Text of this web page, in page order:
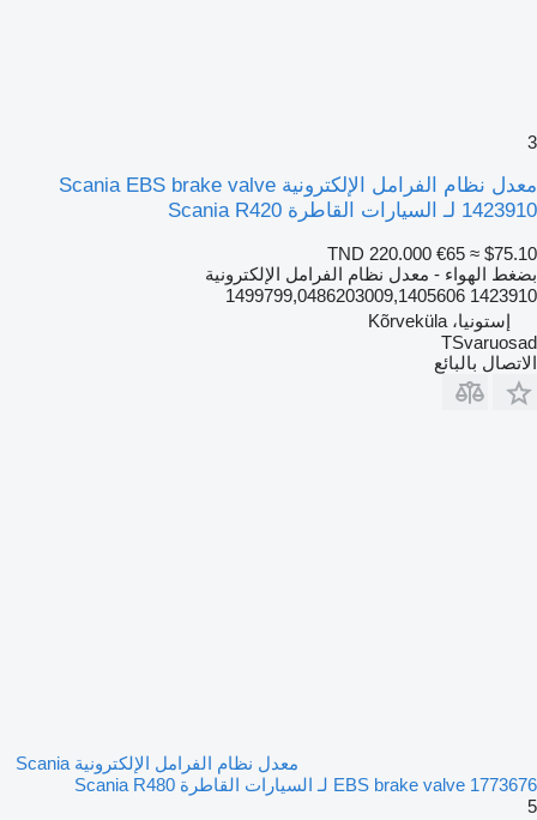
3
معدل نظام الفرامل الإلكترونية Scania EBS brake valve
1423910 لـ السيارات القاطرة Scania R420
TND 220.000 €65 ≈ $75.10
بضغط الهواء - معدل نظام الفرامل الإلكترونية
1423910 1499799,0486203009,1405606
إستونيا، Kõrveküla
TSvaruosad
الاتصال بالبائع
معدل نظام الفرامل الإلكترونية Scania
EBS brake valve 1773676 لـ السيارات القاطرة Scania R480
5